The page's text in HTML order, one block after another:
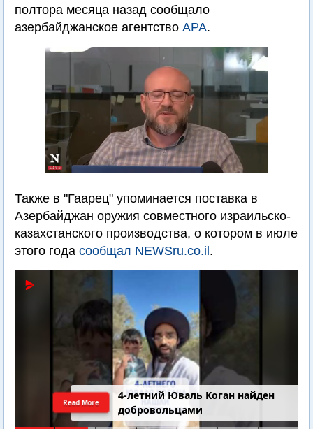
полтора месяца назад сообщало
азербайджанское агентство APA.
Также в "Гаарец" упоминается поставка в
Азербайджан оружия совместного израильско-
казахстанского производства, о котором в июле
этого года сообщал NEWSru.co.il .
4-летний Юваль Коган найден
добровольцами
Read More